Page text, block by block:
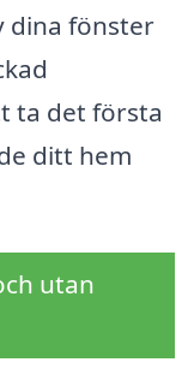
dina fönster
ta det första
ditt hem
utan